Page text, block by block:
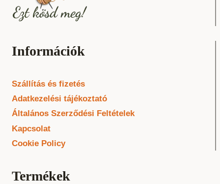
Információk
Szállítás és fizetés
Adatkezelési tájékoztató
Általános Szerződési Feltételek
Kapcsolat
Cookie Policy
Termékek